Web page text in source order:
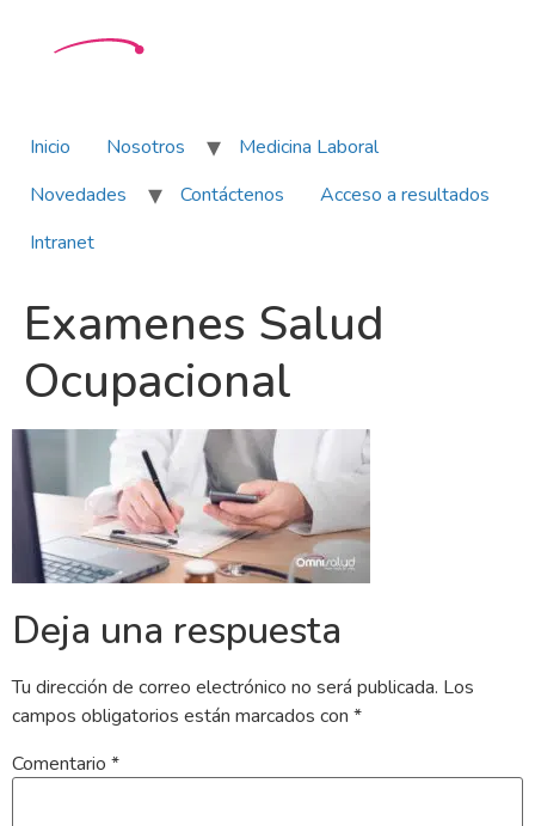
Inicio Nosotros
Medicina Laboral
Novedades
Contáctenos
Acceso a resultados
Intranet
Examenes Salud
Ocupacional
Deja una respuesta
Tu dirección de correo electrónico no será publicada. Los
campos obligatorios están marcados con *
Comentario *